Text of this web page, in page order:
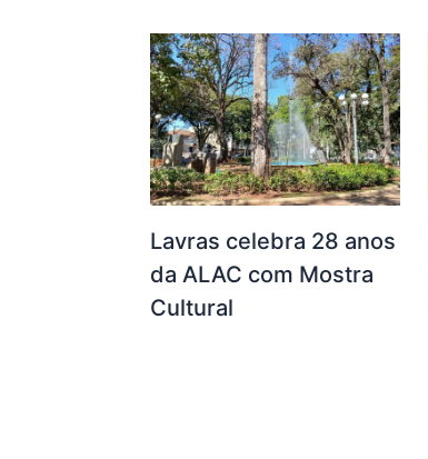
Lavras celebra 28 anos
da ALAC com Mostra
Cultural